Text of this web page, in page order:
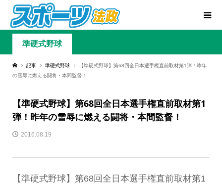
準硬式野球
記事 準硬式野球
【準硬式野球】第68回全日本選手権直前取材第1弾！昨年
の雪辱に燃える闘将・本間監督！
【準硬式野球】第68回全日本選手権直前取材第1
弾！昨年の雪辱に燃える闘将・本間監督！
2016.08.19
【準硬式野球】第68回全日本選手権直前取材第1